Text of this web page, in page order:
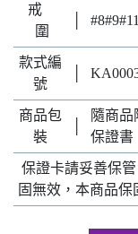
戒
圍
款式編
號
商品包
裝
隨商
保證書
保證卡請妥善保
固無效，本商品保